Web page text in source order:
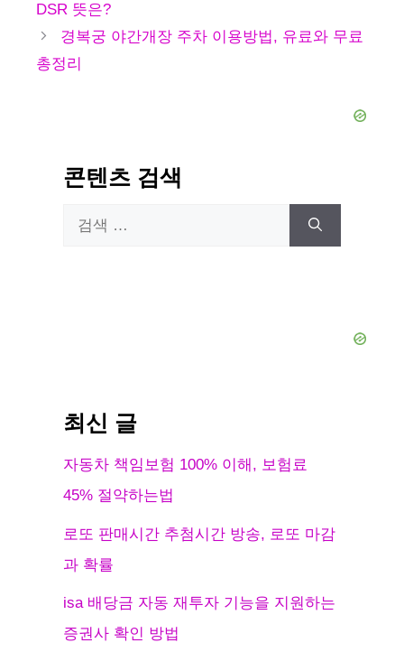
리
DSR 뜻은?
경복궁 야간개장 주차 이용방법, 유료와 무료
총정리
콘텐츠 검색
최신 글
자동차 책임보험 100% 이해, 보험료
45% 절약하는법
로또 판매시간 추첨시간 방송, 로또 마감
과 확률
isa 배당금 자동 재투자 기능을 지원하는
증권사 확인 방법